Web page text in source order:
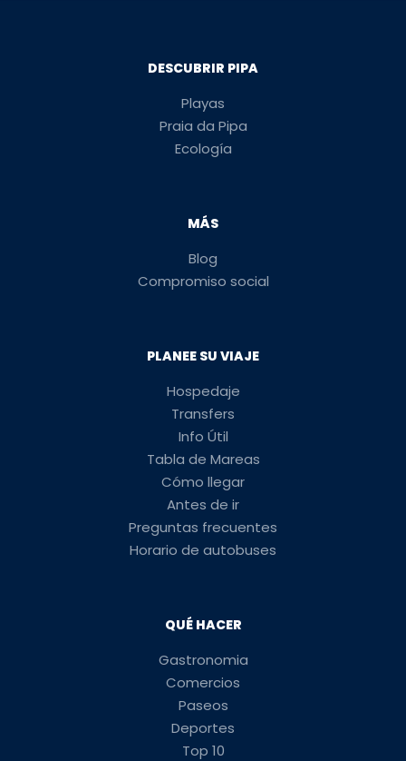
DESCUBRIR PIPA
Playas
Praia da Pipa
Ecología
MÁS
Blog
Compromiso social
PLANEE SU VIAJE
Hospedaje
Transfers
Info Útil
Tabla de Mareas
Cómo llegar
Antes de ir
Preguntas frecuentes
Horario de autobuses
QUÉ HACER
Gastronomia
Comercios
Paseos
Deportes
Top 10